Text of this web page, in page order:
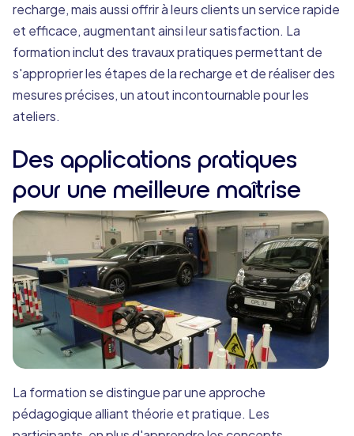
recharge, mais aussi offrir à leurs clients un service rapide
et efficace, augmentant ainsi leur satisfaction. La
formation inclut des travaux pratiques permettant de
s'approprier les étapes de la recharge et de réaliser des
mesures précises, un atout incontournable pour les
ateliers.
Des applications pratiques
pour une meilleure maîtrise
La formation se distingue par une approche
pédagogique alliant théorie et pratique. Les